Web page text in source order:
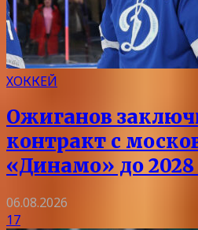
ХОККЕЙ
Ожиганов
контракт с
«Динамо» до 2028
06.08.2026
17